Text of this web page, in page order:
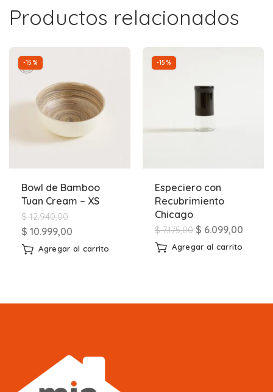
Productos relacionados
-15%
Bowl de Bamboo
Tuan Cream – XS
$12.940,00
$ 10.999,00
Agregar al carrito
-15%
Especiero con
Recubrimiento
Chicago
$7.175,00 $ 6.099,00
Agregar al carrito